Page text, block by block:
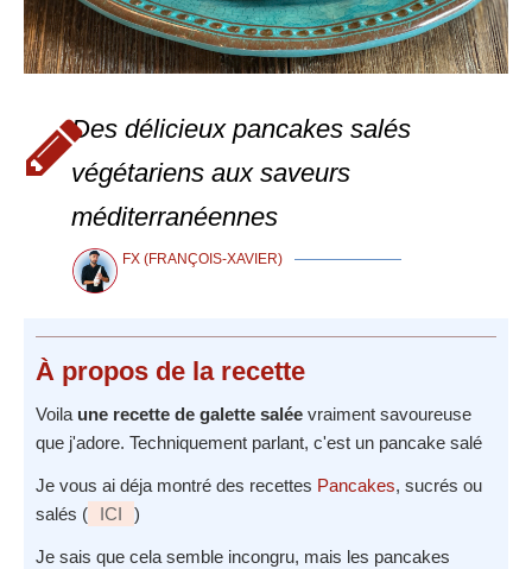
Des délicieux pancakes salés
végétariens aux saveurs
méditerranéennes
FX (FRANÇOIS-XAVIER)
À propos de la recette
Voila une recette de galette salée vraiment savoureuse
que j'adore. Techniquement parlant, c'est un pancake salé
Je vous ai déja montré des recettes Pancakes, sucrés ou
salés (
ICI )
Je sais que cela semble incongru, mais les pancakes